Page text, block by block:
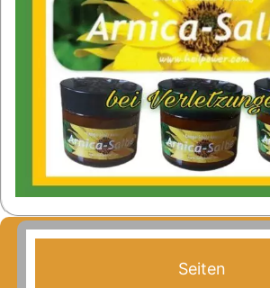
Seiten